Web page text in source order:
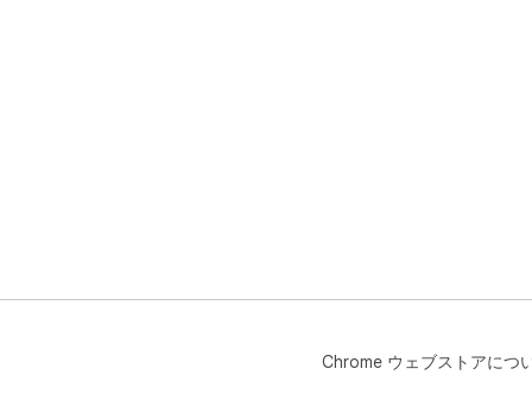
Chrome ウェブストアにつ